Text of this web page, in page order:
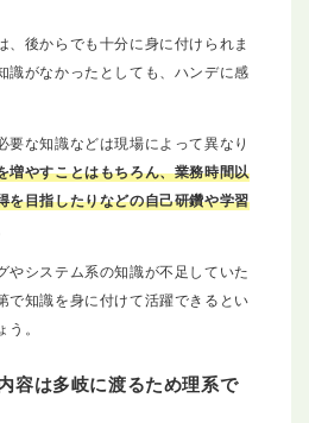
、後からでも十分に身に付けられま
識がなかったとしても、ハンデに感
要な知識などは現場によって異なり
増やすことはもちろん、業務時間以
を目指したりなどの自己研鑽や学習
やシステム系の知識が不足していた
で知識を身に付けて活躍できるとい
。
容は多岐に渡るため理系で